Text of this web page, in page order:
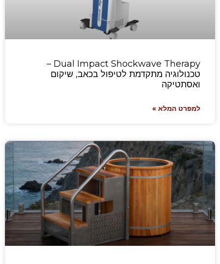
Dual Impact Shockwave Therapy –
טכנולוגיה מתקדמת לטיפול בכאב, שיקום
ואסתטיקה
למפרט המלא »